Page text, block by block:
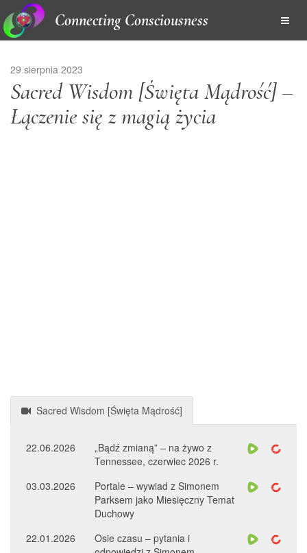
Connecting Consciousness
29 sierpnia 2023
Sacred Wisdom [Święta Mądrość] –
Łączenie się z magią życia
Sacred Wisdom [Święta Mądrość]
22.06.2026
„Bądź zmianą” – na żywo z
Tennessee, czerwiec 2026 r.
03.03.2026
Portale – wywiad z Simonem
Parksem jako Miesięczny Temat
Duchowy
22.01.2026
Osie czasu – pytania i